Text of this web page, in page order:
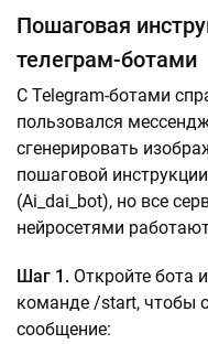
Пошаговая
телеграм-ботами
С Telegram-ботами
пользовался
сгенерировать
пошаговой
(Ai_dai_bot), но все
нейросетями
Шаг 1. Откройте бота
команде /start, чтобы
сообщение: